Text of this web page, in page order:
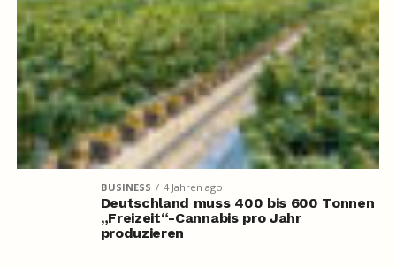
BUSINESS 4 Jahren ago
Deutschland muss 400 bis 600 Tonnen
„Freizeit“-Cannabis pro Jahr
produzieren